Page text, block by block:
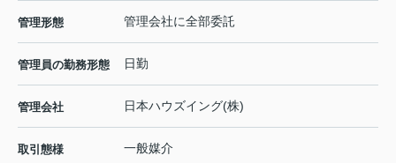
管理形態 管理会社に全部委託
管理員の勤務形態 日勤
管理会社 日本ハウズイング(株)
取引態様 一般媒介